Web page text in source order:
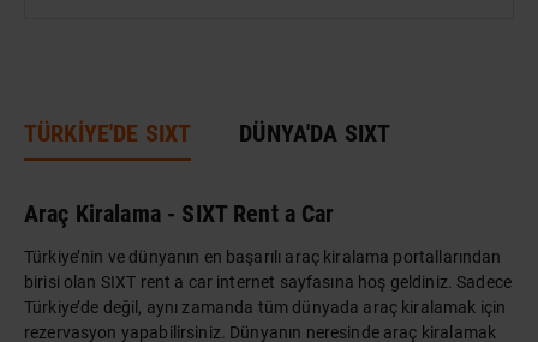
TÜRKİYE'DE SIXT DÜNYA'DA SIXT
Araç Kiralama - SIXT Rent a Car
Türkiye’nin ve dünyanın en başarılı araç kiralama portallarından
birisi olan SIXT rent a car internet sayfasına hoş geldiniz. Sadece
Türkiye’de değil, aynı zamanda tüm dünyada araç kiralamak için
rezervasyon yapabilirsiniz. Dünyanın neresinde araç kiralamak